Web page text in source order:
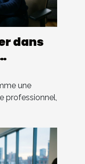
dans
?
une
professionnel,